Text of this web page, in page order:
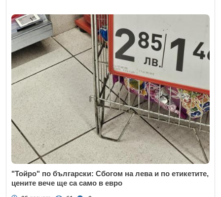
"Тойро" по български: Сбогом на лева и по етикетите,
цените вече ще са само в евро